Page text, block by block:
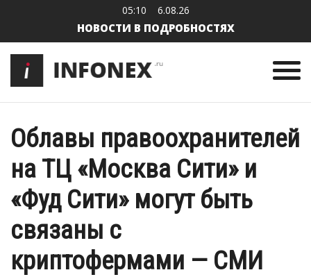
05:10 6.08.26
НОВОСТИ В ПОДРОБНОСТЯХ
Облавы правоохранителей
на ТЦ «Москва Сити» и
«Фуд Сити» могут быть
связаны с
криптофермами — СМИ